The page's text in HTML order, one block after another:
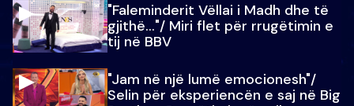
"Faleminderit Vëllai i Madh dhe të
gjithë…"/ Miri flet për rrugëtimin e
tij në BBV
"Jam në një lumë emocionesh"/
Selin për eksperiencën e saj në Big